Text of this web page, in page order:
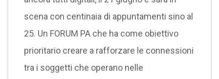
scena con centinaia di appuntamenti sino al
25. Un FORUM PA che ha come obiettivo
prioritario creare a rafforzare le connessioni
tra i soggetti che operano nelle